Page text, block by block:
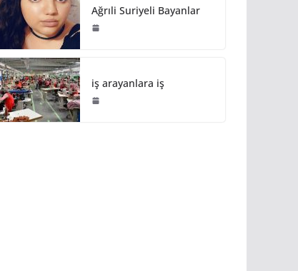
Ağrıli Suriyeli Bayanlar
iş arayanlara iş